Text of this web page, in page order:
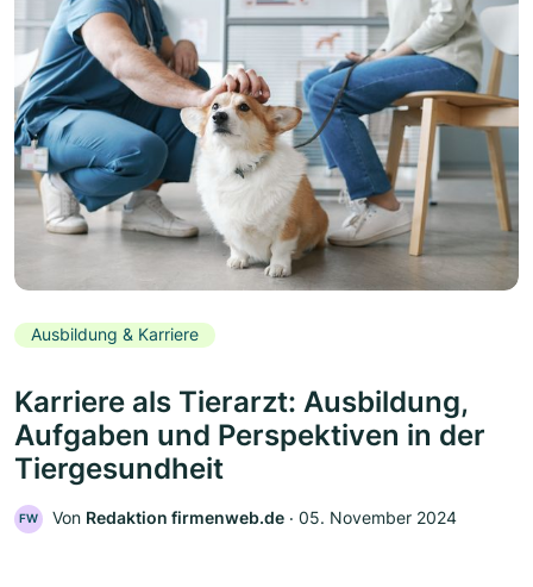
Ausbildung & Karriere
Karriere als Tierarzt: Ausbildung,
Aufgaben und Perspektiven in der
Tiergesundheit
FW Von Redaktion firmenweb.de ‧ 05. November 2024